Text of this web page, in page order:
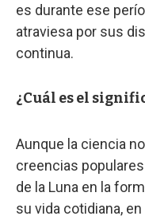
es durante ese
atraviesa por sus
continua.
¿Cuál es el
Aunque la ciencia
creencias
de la Luna en la
su vida cotidiana,